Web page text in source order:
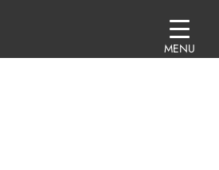
MENU